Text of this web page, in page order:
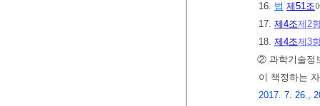
16. 법 제51조
17. 제4조제2
18. 제4조제3
② 과학기술정
이 책정하는
2017. 7. 26.,